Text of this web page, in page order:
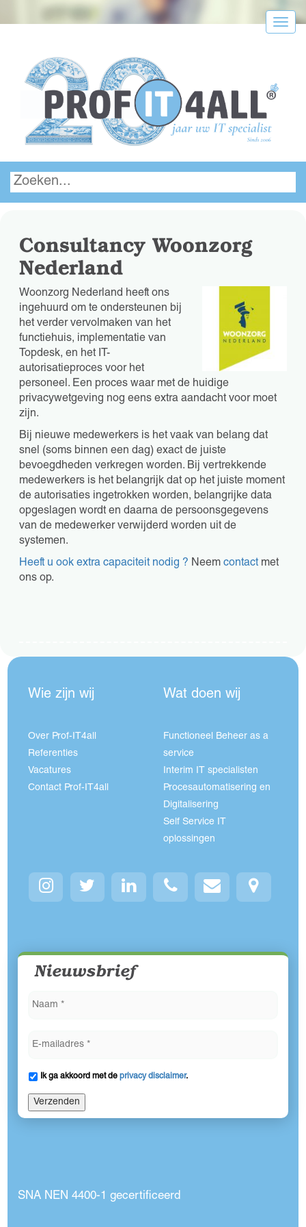
Menu
Consultancy Woonzorg
Nederland
Woonzorg Nederland heeft ons
ingehuurd om te ondersteunen bij
het verder vervolmaken van het
functiehuis, implementatie van
Topdesk, en het IT-
autorisatieproces voor het
personeel. Een proces waar met de huidige
privacywetgeving nog eens extra aandacht voor moet
zijn.
Bij nieuwe medewerkers is het vaak van belang dat
snel (soms binnen een dag) exact de juiste
bevoegdheden verkregen worden. Bij vertrekkende
medewerkers is het belangrijk dat op het juiste moment
de autorisaties ingetrokken worden, belangrijke data
opgeslagen wordt en daarna de persoonsgegevens
van de medewerker verwijderd worden uit de
systemen.
Heeft u ook extra capaciteit nodig ? Neem contact met
ons op.
Wie zijn wij
Over Prof-IT4all
Referenties
Vacatures
Contact Prof-IT4all
Wat doen wij
Functioneel Beheer as a
service
Interim IT specialisten
Procesautomatisering en
Digitalisering
Self Service IT
oplossingen
Nieuwsbrief
Ik ga akkoord met deprivacy disclaimer.
Verzenden
SNA NEN 4400-1 gecertificeerd